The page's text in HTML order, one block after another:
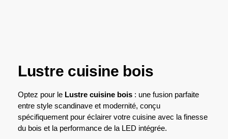
Lustre cuisine bois
Optez pour le Lustre cuisine bois : une fusion parfaite
entre style scandinave et modernité, conçu
spécifiquement pour éclairer votre cuisine avec la finesse
du bois et la performance de la LED intégrée.